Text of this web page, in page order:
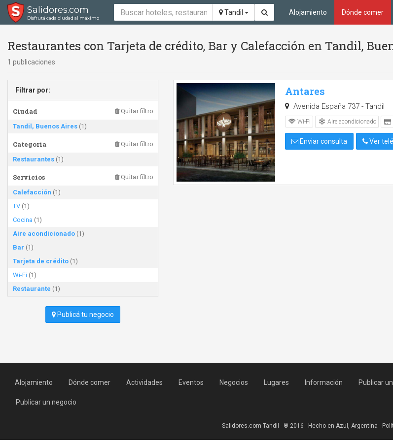
Salidores.com
Disfrutá cada ciudad al máximo
Tandil Alojamiento Dónde comer
Restaurantes con Tarjeta de crédito, Bar y Calefacción en Tandil,
1 publicaciones
Filtrar por:
Ciudad Quitar filtro
Tandil, Buenos Aires (1)
Categoría Quitar filtro
Restaurantes (1)
Servicios Quitar filtro
Calefacción (1)
TV (1)
Cocina (1)
Aire acondicionado (1)
Bar (1)
Tarjeta de crédito (1)
Wi-Fi (1)
Restaurante (1)
Publicá tu negocio
Antares
Avenida España 737 - Tandil
Wi-Fi Aire acondicionado
Enviar consulta Ver
Alojamiento Dónde comer Actividades Eventos Negocios Lugares Información Publicar
Publicar un negocio
Salidores.com Tandil - ® 2016 - Hecho en Azul, Argentina -